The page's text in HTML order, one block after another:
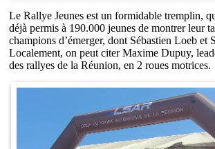
Le Rallye Jeunes est un formidable tremplin,
déjà permis à 190.000 jeunes de montrer leur
champions d’émerger, dont Sébastien Loeb et
Localement, on peut citer Maxime Dupuy,
des rallyes de la Réunion, en 2 roues motrices.